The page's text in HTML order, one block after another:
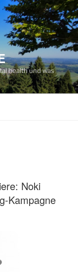
health und was
Noki
Kampagne